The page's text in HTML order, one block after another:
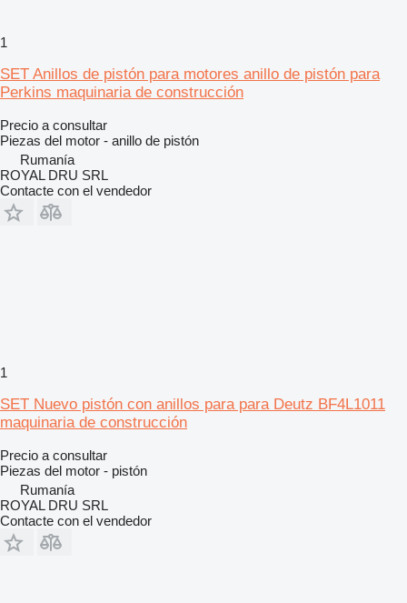
1
SET Anillos de pistón para motores anillo de pistón para
Perkins maquinaria de construcción
Precio a consultar
Piezas del motor - anillo de pistón
Rumanía
ROYAL DRU SRL
Contacte con el vendedor
1
SET Nuevo pistón con anillos para para Deutz BF4L1011
maquinaria de construcción
Precio a consultar
Piezas del motor - pistón
Rumanía
ROYAL DRU SRL
Contacte con el vendedor